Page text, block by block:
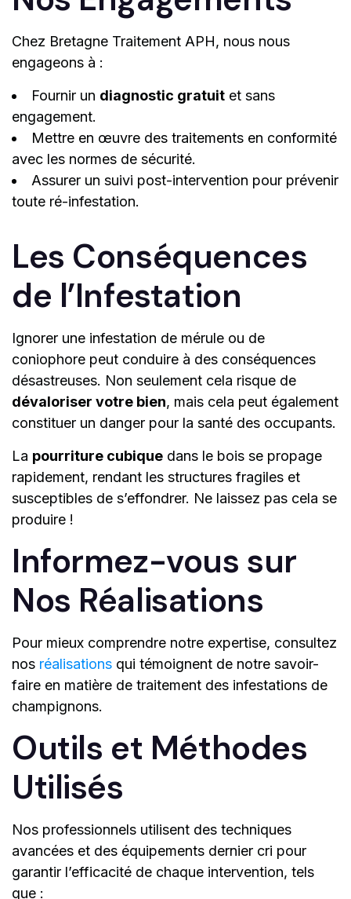
Chez Bretagne Traitement APH, nous nous
engageons à :
Fournir un diagnostic gratuit et sans
engagement.
Mettre en œuvre des traitements en conformité
avec les normes de sécurité.
Assurer un suivi post-intervention pour prévenir
toute ré-infestation.
Les Conséquences
de l’Infestation
Ignorer une infestation de mérule ou de
coniophore peut conduire à des conséquences
désastreuses. Non seulement cela risque de
dévaloriser votre bien, mais cela peut également
constituer un danger pour la santé des occupants.
La pourriture cubique dans le bois se propage
rapidement, rendant les structures fragiles et
susceptibles de s’effondrer. Ne laissez pas cela se
produire !
Informez-vous sur
Nos Réalisations
Pour mieux comprendre notre expertise, consultez
nos réalisations qui témoignent de notre savoir-
faire en matière de traitement des infestations de
champignons.
Outils et Méthodes
Utilisés
Nos professionnels utilisent des techniques
avancées et des équipements dernier cri pour
garantir l’efficacité de chaque intervention, tels
que :